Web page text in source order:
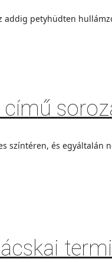
petyhüdten
című
és